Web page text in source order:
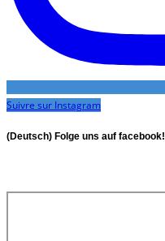
Suivre sur Instagram
(Deutsch) Folge uns auf facebook!